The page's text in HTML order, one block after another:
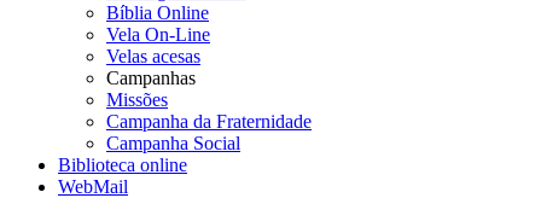
Bíblia Online
Vela On-Line
Velas acesas
Campanhas
Missões
Campanha da Fraternidade
Campanha Social
Biblioteca online
WebMail